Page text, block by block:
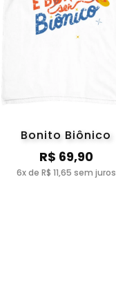
Bonito Biônico
R$ 69,90
6x de R$ 11,65 sem juros